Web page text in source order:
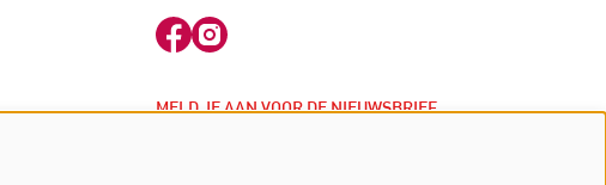
MELD JE AAN VOOR DE NIEUWSBRIEF